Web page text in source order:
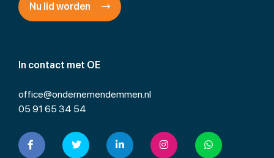
In contact met OE
office@ondernemendemmen.nl
05 91 65 34 54
Nu lid worden